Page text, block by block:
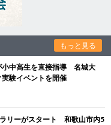
もっと見る
小中高生を直接指導 名城大
験イベントを開催
リーがスタート 和歌山市内5